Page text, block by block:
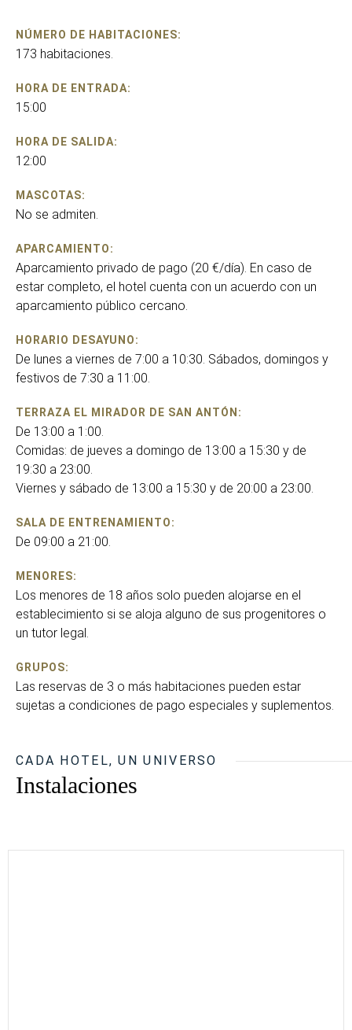
NÚMERO DE HABITACIONES:
173 habitaciones.
HORA DE ENTRADA:
15:00
HORA DE SALIDA:
12:00
MASCOTAS:
No se admiten.
APARCAMIENTO:
Aparcamiento privado de pago (20 €/día). En caso de
estar completo, el hotel cuenta con un acuerdo con un
aparcamiento público cercano.
HORARIO DESAYUNO:
De lunes a viernes de 7:00 a 10:30. Sábados, domingos y
festivos de 7:30 a 11:00.
TERRAZA EL MIRADOR DE SAN ANTÓN:
De 13:00 a 1:00.
Comidas: de jueves a domingo de 13:00 a 15:30 y de
19:30 a 23:00.
Viernes y sábado de 13:00 a 15:30 y de 20:00 a 23:00.
SALA DE ENTRENAMIENTO:
De 09:00 a 21:00.
MENORES:
Los menores de 18 años solo pueden alojarse en el
establecimiento si se aloja alguno de sus progenitores o
un tutor legal.
GRUPOS:
Las reservas de 3 o más habitaciones pueden estar
sujetas a condiciones de pago especiales y suplementos.
CADA HOTEL, UN UNIVERSO
Instalaciones